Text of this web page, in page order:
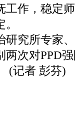
工作，稳定
究所专家、
两次对PPD
(记者 彭芬)